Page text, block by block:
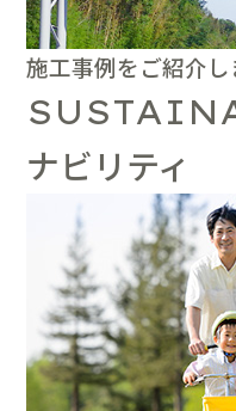
施工事例をご紹介し
ナビリティ